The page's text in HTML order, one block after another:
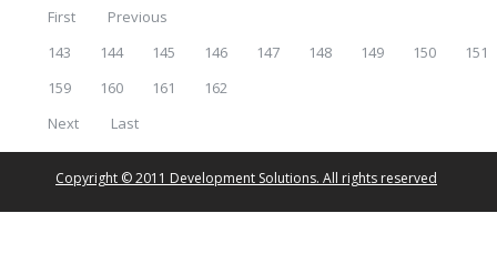
First
Previous
143
144 145 146 147 148 149 150
151
159
160 161
162
Next
Last
Copyright © 2011 Development Solutions. All rights reserved